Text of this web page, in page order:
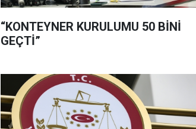
“KONTEYNER KURULUMU 50 BİNİ
GEÇTİ”